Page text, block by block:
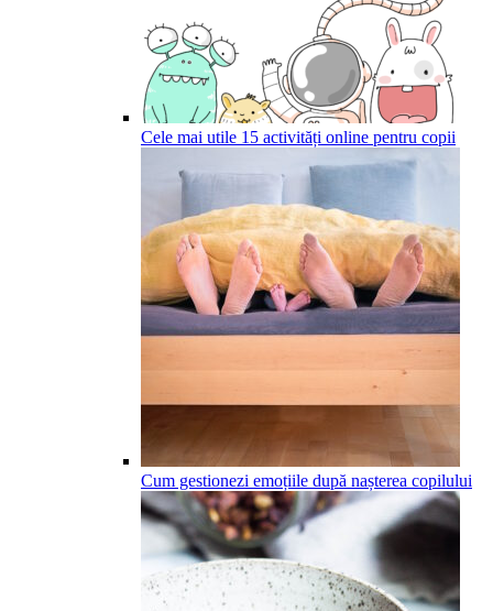
Cele mai utile 15 activități online pentru copii
Cum gestionezi emoțiile după nașterea copilului